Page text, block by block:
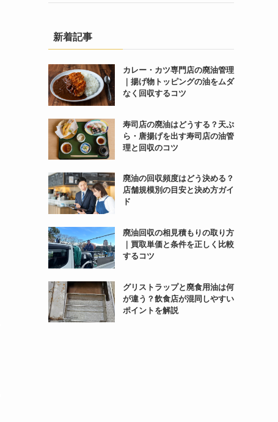
新着記事
カレー・カツ専門店の廃油管理
｜揚げ物トッピングの油をムダ
なく回収するコツ
寿司店の廃油はどうする？天ぷ
ら・唐揚げを出す寿司店の油管
理と回収のコツ
廃油の回収頻度はどう決める？
店舗規模別の目安と決め方ガイ
ド
廃油回収の相見積もりの取り方
｜買取単価と条件を正しく比較
するコツ
グリストラップと廃食用油は何
が違う？飲食店が混同しやすい
ポイントを解説